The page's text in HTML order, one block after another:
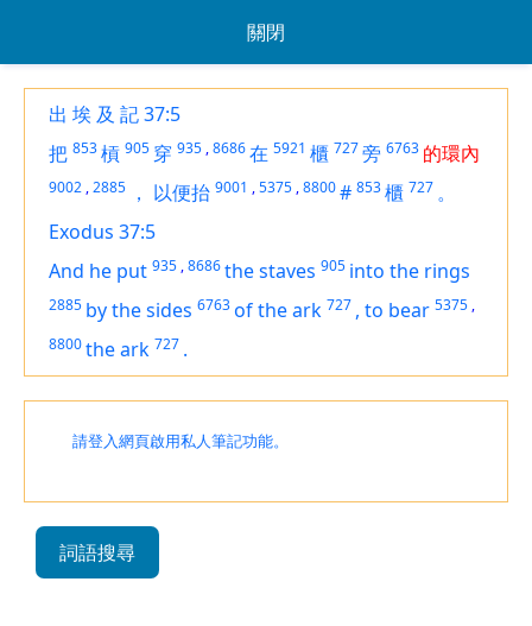
關閉
出 埃 及 記 37:5
把 853槓 905 穿 935 ,8686在 5921 櫃 727旁 6763 的環內
9002 ,2885 ， 以便抬 9001 ,5375 ,8800# 853櫃 727 。
Exodus 37:5
And he put 935 ,8686the staves 905 into the rings
2885 by the sides 6763of the ark 727 , to bear 5375 ,
8800the ark 727 .
請登入網頁啟用私人筆記功能。
詞語搜尋